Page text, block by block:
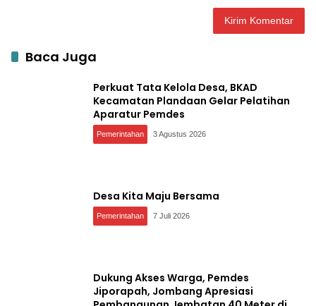
Baca Juga
Perkuat Tata Kelola Desa, BKAD
Kecamatan Plandaan Gelar Pelatihan
Aparatur Pemdes
Pemerintahan 3 Agustus 2026
Desa Kita Maju Bersama
Pemerintahan 7 Juli 2026
Dukung Akses Warga, Pemdes
Jiporapah, Jombang Apresiasi